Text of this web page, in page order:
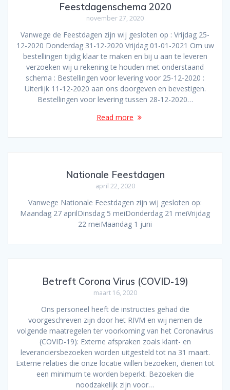
Feestdagenschema 2020
november 27, 2020
Vanwege de Feestdagen zijn wij gesloten op : Vrijdag 25-
12-2020 Donderdag 31-12-2020 Vrijdag 01-01-2021 Om uw
bestellingen tijdig klaar te maken en bij u aan te leveren
verzoeken wij u rekening te houden met onderstaand
schema : Bestellingen voor levering voor 25-12-2020 :
Uiterlijk 11-12-2020 aan ons doorgeven en bevestigen.
Bestellingen voor levering tussen 28-12-2020…
Read more
Nationale Feestdagen
april 22, 2020
Vanwege Nationale Feestdagen zijn wij gesloten op:
Maandag 27 aprilDinsdag 5 meiDonderdag 21 meiVrijdag
22 meiMaandag 1 juni
Betreft Corona Virus (COVID-19)
maart 16, 2020
Ons personeel heeft de instructies gehad die
voorgeschreven zijn door het RIVM en wij nemen de
volgende maatregelen ter voorkoming van het Coronavirus
(COVID-19): Externe afspraken zoals klant- en
leveranciersbezoeken worden uitgesteld tot na 31 maart.
Externe relaties die onze locatie willen bezoeken, dienen tot
een minimum te worden beperkt. Bezoeken die
noodzakelijk zijn voor…